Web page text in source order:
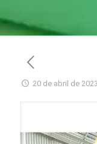
20 de abril de 2023